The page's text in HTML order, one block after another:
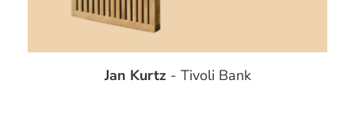
Jan Kurtz - Tivoli Bank